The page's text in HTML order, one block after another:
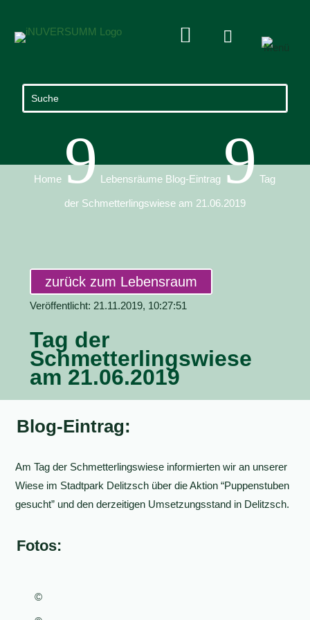
 
Home 9 Lebensräume Blog-Eintrag 9 Tag
der Schmetterlingswiese am 21.06.2019
zurück zum Lebensraum
Veröffentlicht: 21.11.2019, 10:27:51
Tag der
Schmetterlingswiese
am 21.06.2019
Blog-Eintrag:
Am Tag der Schmetterlingswiese informierten wir an unserer
Wiese im Stadtpark Delitzsch über die Aktion “Puppenstuben
gesucht” und den derzeitigen Umsetzungsstand in Delitzsch.
Fotos:
©